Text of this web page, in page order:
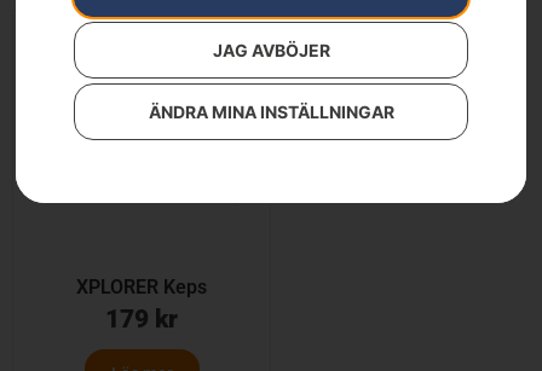
JAG AVBÖJER
ÄNDRA MINA INSTÄLLNINGAR
XPLORER Keps
179 kr